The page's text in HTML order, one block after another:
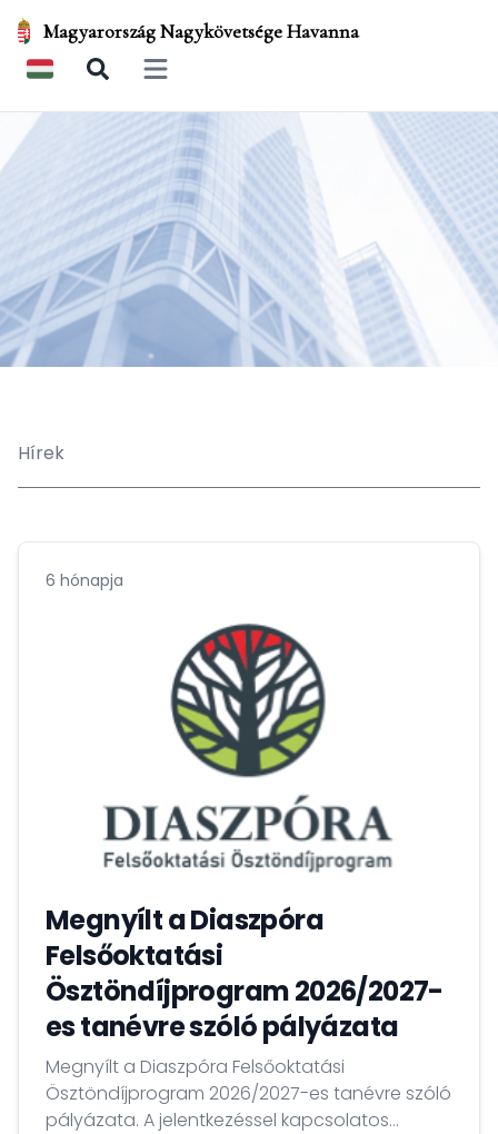
Magyarország Nagykövetsége Havanna
Open main menu
Hírek
6 hónapja
Megnyílt a Diaszpóra
Felsőoktatási
Ösztöndíjprogram 2026/2027-
es tanévre szóló pályázata
Megnyílt a Diaszpóra Felsőoktatási
Ösztöndíjprogram 2026/2027-es tanévre szóló
pályázata. A jelentkezéssel kapcsolatos